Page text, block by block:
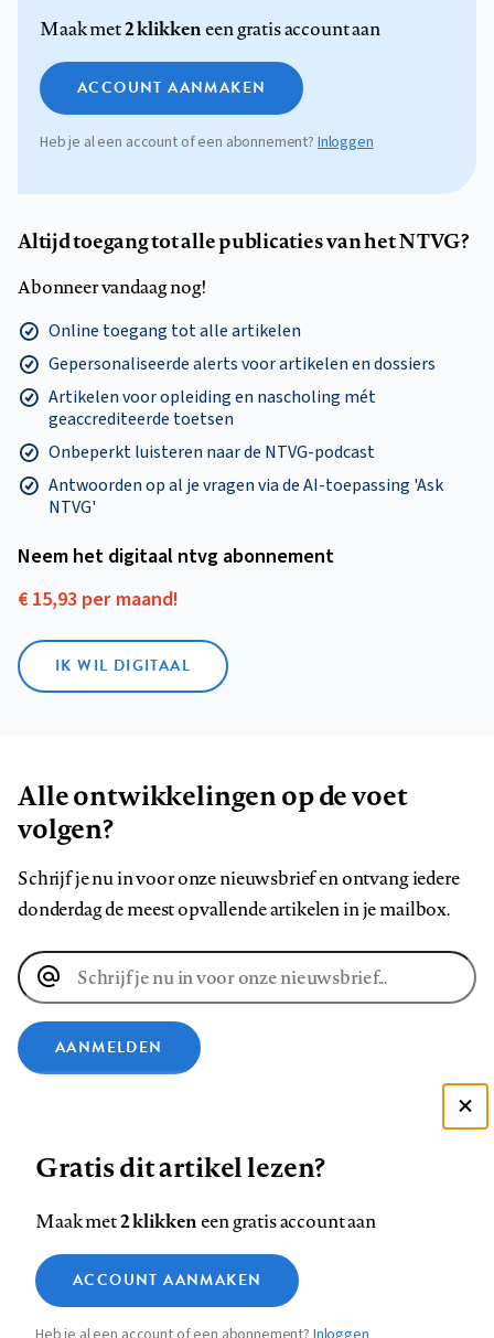
Maak met2 klikkeneen gratis account aan
ACCOUNT AANMAKEN
Heb je al een account of een abonnement?Inloggen
Altijd toegang tot alle publicaties van het NTVG?
Abonneer vandaag nog!
Online toegang tot alle artikelen
Gepersonaliseerde alerts voor artikelen en dossiers
Artikelen voor opleiding en nascholing mét
geaccrediteerde toetsen
Onbeperkt luisteren naar de NTVG-podcast
Antwoorden op al je vragen via de AI-toepassing 'Ask
NTVG'
Neem het digitaal ntvg abonnement
€ 15,93 per maand!
IK WIL DIGITAAL
Alle ontwikkelingen op de voet
volgen?
Schrijf je nu in voor onze nieuwsbrief en ontvang iedere
donderdag de meest opvallende artikelen in je mailbox.
E-
mailadres
AANMELDEN
ons
op
Facebook
ons
op
LinkedIn
ons
op
Bluesky
ons
op
Instagram
ons
op
YouTube
ons
Footer
Contact Privacy
Medische vragen verdienen
betrouwbare antwoorden
Gratis dit artikel lezen?
Maak met2 klikkeneen gratis account aan
ACCOUNT AANMAKEN
Zie onze cookie policy
Analytische cookies